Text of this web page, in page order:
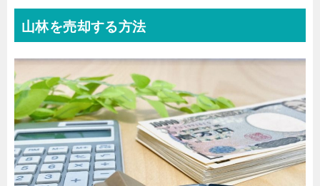
山林を売却する方法